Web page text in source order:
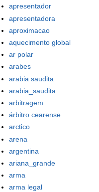
apresentador
apresentadora
aproximacao
aquecimento global
ar polar
arabes
arabia saudita
arabia_saudita
arbitragem
árbitro cearense
arctico
arena
argentina
ariana_grande
arma
arma legal